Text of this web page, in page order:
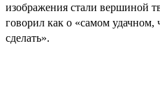
изображения стали вершиной
говорил как о «самом удачном,
сделать».